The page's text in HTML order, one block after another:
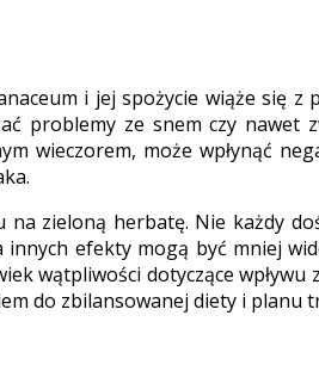
i jej spożycie wiąże się
problemy ze snem czy nawet
wieczorem, może wpłynąć
zieloną herbatę. Nie każdy
efekty mogą być mniej
wątpliwości dotyczące
do zbilansowanej diety i planu